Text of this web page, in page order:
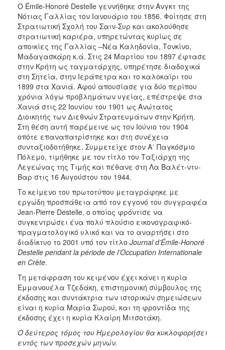
Ο Émile-Honoré Destelle γεννήθηκε στην Ανγκτ της
Νότιας Γαλλίας τον Ιανουάριο του 1856. Φοίτησε στη
Στρατιωτική Σχολή του Σαιν-Συρ και ακολούθησε
στρατιωτική καριέρα, υπηρετώντας κυρίως σε
αποικίες της Γαλλίας –Νέα Καληδονία, Τονκίνο,
Μαδαγασκάρη κ.ά. Στις 24 Μαρτίου του 1897 έφτασε
στην Κρήτη ως ταγματάρχης, υπηρέτησε διαδοχικά
στη Σητεία, στην Ιεράπετρα και το καλοκαίρι του
1899 στα Χανιά. Αφού απουσίασε για δύο περίπου
χρόνια λόγω προβλημάτων υγείας, επέστρεψε στα
Χανιά στις 22 Ιουνίου του 1901 ως Ανώτατος
Διοικητής των Διεθνών Στρατευμάτων στην Κρήτη.
Στη θέση αυτή παρέμεινε ως τον Ιούνιο του 1904
οπότε επαναπατρίστηκε και στη συνέχεια
συνταξιοδοτήθηκε. Συμμετείχε στον Α΄ Παγκόσμιο
Πόλεμο, τιμήθηκε με τον τίτλο του Ταξιάρχη της
Λεγεώνας της Τιμής και πέθανε στη Λα Βαλέτ-ντυ-
Βαρ στις 16 Αυγούστου του 1944.
Το κείμενο του πρωτοτύπου μεταγράφηκε με
εργώδη προσπάθεια από τον εγγονό του συγγραφέα
Jean-Pierre Destelle, ο οποίος φρόντισε να
συγκεντρώσει ένα πολύ πλούσιο εικονογραφικό-
πραγματολογικό υλικό και να το αναρτήσει στο
διαδίκτυο το 2001 υπό τον τίτλο Journal d’Émile-Honoré
Destelle pendant la période de l’Occupation Internationale
en Crète.
Τη μετάφραση του κειμένου έχει κάνει η κυρία
Εμμανουέλα Τζεδάκη, επιστημονική σύμβουλος της
έκδοσης και συντάκτρια των ιστορικών σημειώσεων
είναι η κυρία Μαρία Σωρού, και τη φροντίδα της
έκδοσης έχει η κυρία Κλαίρη Μιτσοτάκη.
Ο δεύτερος τόμος του Ημερολογίου θα κυκλοφορήσει
εντός των προσεχών μηνών.